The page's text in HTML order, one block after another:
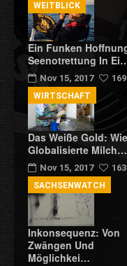
Ein Funken
Seenotrettung In
Nov 15, 2017
WEITBLICK
Das Weiße Gold: Wie
Globalisierte Milch…
Nov 15, 2017
WIRTSCHAFT
Inkonsequenz: Von
Zwängen Und
Möglichkei…
SACHSENWATCH